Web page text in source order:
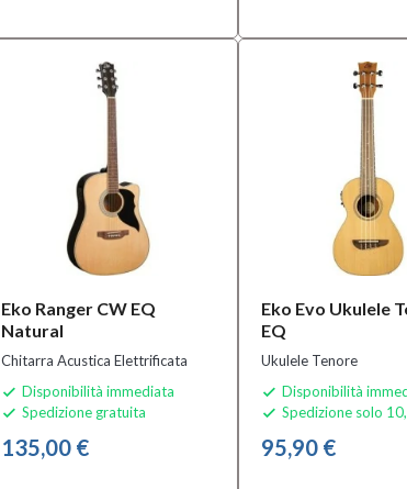
Eko Ranger CW EQ
Natural
Chitarra Acustica Elettrificata
 Disponibilità immediata
 Spedizione gratuita
135,00 €
Eko Evo Ukulele
EQ
Ukulele Tenore
 Disponibilità
 Spedizione solo
95,90 €